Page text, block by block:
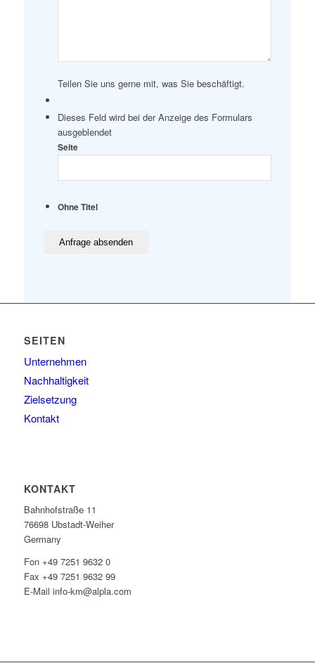
Teilen Sie uns gerne mit, was Sie beschäftigt.
Dieses Feld wird bei der Anzeige des Formulars
ausgeblendet
Seite
Ohne Titel
SEITEN
Unternehmen
Nachhaltigkeit
Zielsetzung
Kontakt
KONTAKT
Bahnhofstraße 11
76698 Ubstadt-Weiher
Germany
Fon +49 7251 9632 0
Fax +49 7251 9632 99
E-Mail info-km@alpla.com